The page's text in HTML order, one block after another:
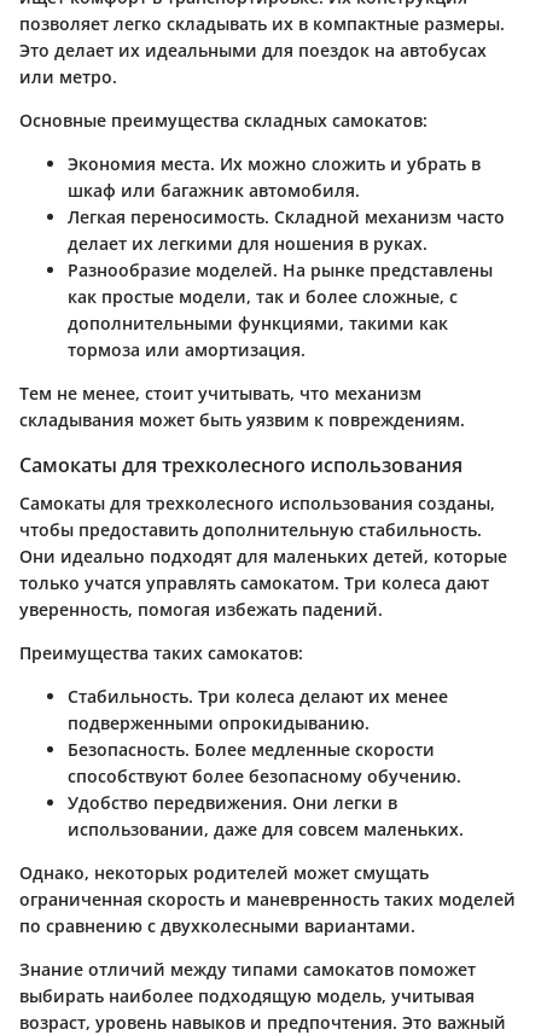
позволяет легко складывать их в компактные размеры.
Это делает их идеальными для поездок на автобусах
или метро.
Основные преимущества складных самокатов:
Экономия места. Их можно сложить и убрать в
шкаф или багажник автомобиля.
Легкая переносимость. Складной механизм часто
делает их легкими для ношения в руках.
Разнообразие моделей. На рынке представлены
как простые модели, так и более сложные, с
дополнительными функциями, такими как
тормоза или амортизация.
Тем не менее, стоит учитывать, что механизм
складывания может быть уязвим к повреждениям.
Самокаты для трехколесного использования
Самокаты для трехколесного использования созданы,
чтобы предоставить дополнительную стабильность.
Они идеально подходят для маленьких детей, которые
только учатся управлять самокатом. Три колеса дают
уверенность, помогая избежать падений.
Преимущества таких самокатов:
Стабильность. Три колеса делают их менее
подверженными опрокидыванию.
Безопасность. Более медленные скорости
способствуют более безопасному обучению.
Удобство передвижения. Они легки в
использовании, даже для совсем маленьких.
Однако, некоторых родителей может смущать
ограниченная скорость и маневренность таких моделей
по сравнению с двухколесными вариантами.
Знание отличий между типами самокатов поможет
выбирать наиболее подходящую модель, учитывая
возраст, уровень навыков и предпочтения. Это важный